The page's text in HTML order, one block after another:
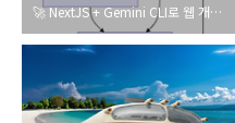
🚀 NextJS + Gemini CLI로 웹 개발 시작하기 - 1일차 강의